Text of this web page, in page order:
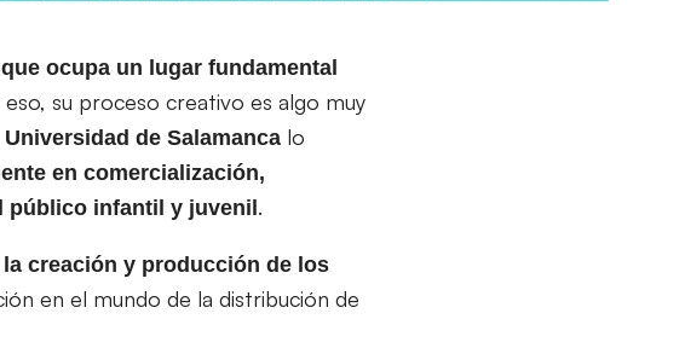
ocupa un lugar fundamental
eso, su proceso creativo es algo muy
Universidad de Salamanca lo
en comercialización,
público infantil y juvenil.
creación y producción de los
en el mundo de la distribución de